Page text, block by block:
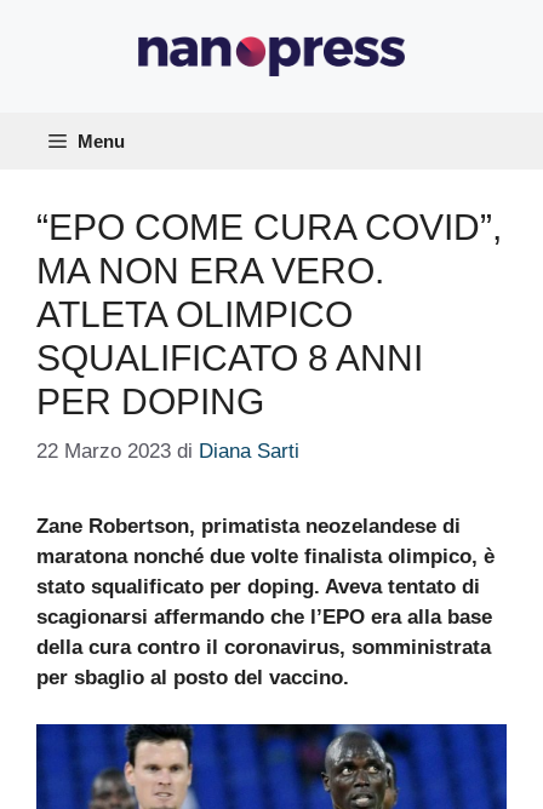
Menu
“EPO COME CURA COVID”,
MA NON ERA VERO.
ATLETA OLIMPICO
SQUALIFICATO 8 ANNI
PER DOPING
22 Marzo 2023 di Diana Sarti
Zane Robertson, primatista neozelandese di
maratona nonché due volte finalista olimpico, è
stato squalificato per doping. Aveva tentato di
scagionarsi affermando che l’EPO era alla base
della cura contro il coronavirus, somministrata
per sbaglio al posto del vaccino.